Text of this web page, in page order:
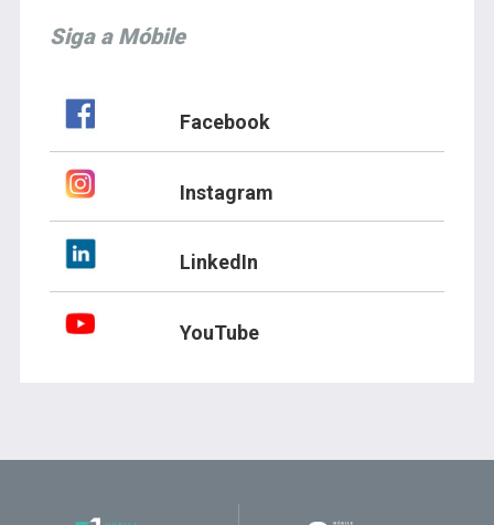
Siga a Móbile
Facebook
Instagram
LinkedIn
YouTube